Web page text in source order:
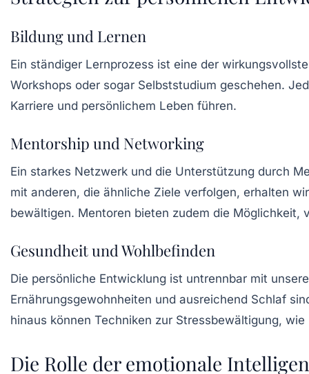
Bildung und Lernen
Ein ständiger Lernprozess ist eine der
Workshops oder sogar Selbststudium geschehen.
Karriere und persönlichem Leben führen.
Mentorship und Networking
Ein starkes Netzwerk und die Unterstützung durch
mit anderen, die ähnliche Ziele verfolgen, erhalten
bewältigen. Mentoren bieten zudem die Möglichkeit,
Gesundheit und Wohlbefinden
Die persönliche Entwicklung ist untrennbar mit
Ernährungsgewohnheiten und ausreichend Schlaf
hinaus können Techniken zur Stressbewältigung,
Die Rolle der emotionale